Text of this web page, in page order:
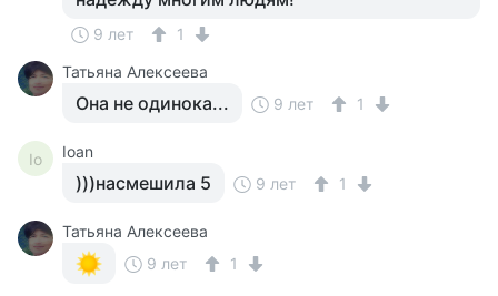
9 лет
1
Татьяна Алексеева
Она не одинока... 9 лет 1
Io Ioan
)))насмешила 5 9 лет 1
Татьяна Алексеева
9 лет
1